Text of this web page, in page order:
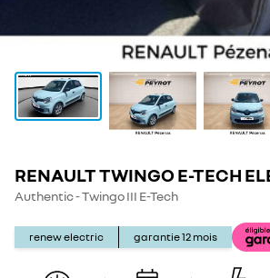
RENAULT TWINGO E-TECH
Authentic - Twingo III E-Tech
renew electric garantie12 mois
Show
Show